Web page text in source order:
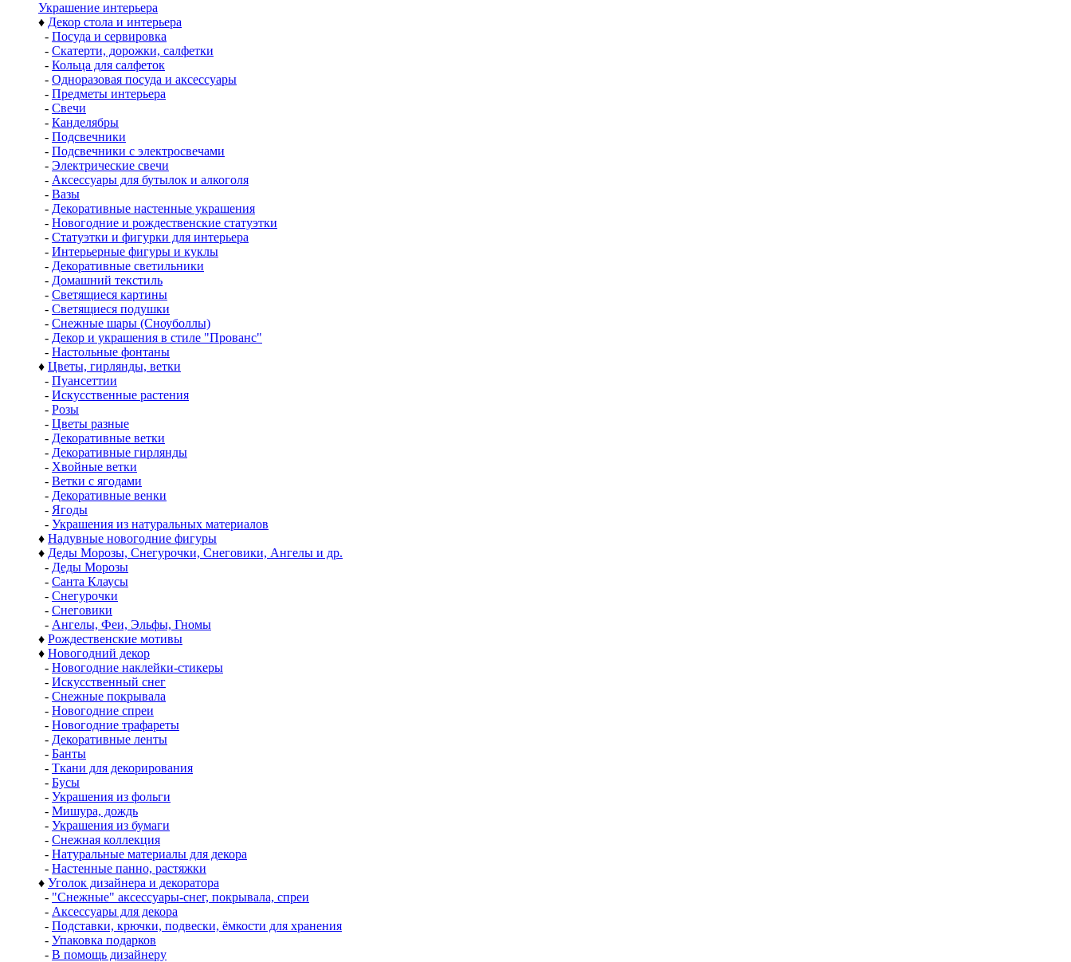
Украшение интерьера
♦ Декор стола и интерьера
- Посуда и сервировка
- Скатерти, дорожки, салфетки
- Кольца для салфеток
- Одноразовая посуда и аксессуары
- Предметы интерьера
- Свечи
- Канделябры
- Подсвечники
- Подсвечники с электросвечами
- Электрические свечи
- Аксессуары для бутылок и алкоголя
- Вазы
- Декоративные настенные украшения
- Новогодние и рождественские статуэтки
- Статуэтки и фигурки для интерьера
- Интерьерные фигуры и куклы
- Декоративные светильники
- Домашний текстиль
- Светящиеся картины
- Светящиеся подушки
- Снежные шары (Сноуболлы)
- Декор и украшения в стиле "Прованс"
- Настольные фонтаны
♦ Цветы, гирлянды, ветки
- Пуансеттии
- Искусственные растения
- Розы
- Цветы разные
- Декоративные ветки
- Декоративные гирлянды
- Хвойные ветки
- Ветки с ягодами
- Декоративные венки
- Ягоды
- Украшения из натуральных материалов
♦ Надувные новогодние фигуры
♦ Деды Морозы, Снегурочки, Снеговики, Ангелы и др.
- Деды Морозы
- Санта Клаусы
- Снегурочки
- Снеговики
- Ангелы, Феи, Эльфы, Гномы
♦ Рождественские мотивы
♦ Новогодний декор
- Новогодние наклейки-стикеры
- Искусственный снег
- Снежные покрывала
- Новогодние спреи
- Новогодние трафареты
- Декоративные ленты
- Банты
- Ткани для декорирования
- Бусы
- Украшения из фольги
- Мишура, дождь
- Украшения из бумаги
- Снежная коллекция
- Натуральные материалы для декора
- Настенные панно, растяжки
♦ Уголок дизайнера и декоратора
- "Снежные" аксессуары-снег, покрывала, спреи
- Аксессуары для декора
- Подставки, крючки, подвески, ёмкости для хранения
- Упаковка подарков
- В помощь дизайнеру